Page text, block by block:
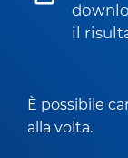
il
È possibile
alla volta.